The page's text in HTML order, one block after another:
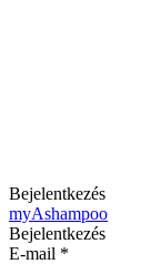
Bejelentkezés
myAshampoo
Bejelentkezés
E-mail *